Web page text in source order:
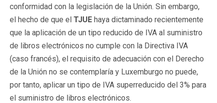
conformidad con la legislación de la Unión. Sin embargo,
el hecho de que el TJUE haya dictaminado recientemente
que la aplicación de un tipo reducido de IVA al suministro
de libros electrónicos no cumple con la Directiva IVA
(caso francés), el requisito de adecuación con el Derecho
de la Unión no se contemplaría y Luxemburgo no puede,
por tanto, aplicar un tipo de IVA superreducido del 3% para
el suministro de libros electrónicos.